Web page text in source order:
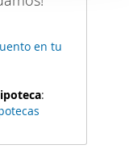
en tu
: